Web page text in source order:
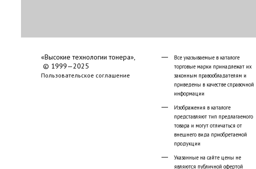
«Высокие технологии тонера»,
© 1999—2025
Пользовательское соглашение
Все указываемые в каталоге
торговые марки принадлежат их
законным правообладателям и
приведены в качестве справочной
информации
Изображения в каталоге
представляют тип предлагаемого
товара и могут отличаться от
внешнего вида приобретаемой
продукции
Указанные на сайте цены не
являются публичной офертой